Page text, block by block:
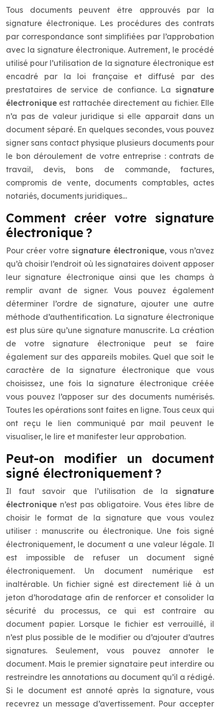
Tous documents peuvent être approuvés par la
signature électronique. Les procédures des contrats
par correspondance sont simplifiées par l’approbation
avec la signature électronique. Autrement, le procédé
utilisé pour l’utilisation de la signature électronique est
encadré par la loi française et diffusé par des
prestataires de service de confiance. La signature
électronique est rattachée directement au fichier. Elle
n’a pas de valeur juridique si elle apparait dans un
document séparé. En quelques secondes, vous pouvez
signer sans contact physique plusieurs documents pour
le bon déroulement de votre entreprise : contrats de
travail, devis, bons de commande, factures,
compromis de vente, documents comptables, actes
notariés, documents juridiques…
Comment créer votre signature
électronique ?
Pour créer votre signature électronique, vous n’avez
qu’à choisir l’endroit où les signataires doivent apposer
leur signature électronique ainsi que les champs à
remplir avant de signer. Vous pouvez également
déterminer l’ordre de signature, ajouter une autre
méthode d’authentification. La signature électronique
est plus sûre qu’une signature manuscrite. La création
de votre signature électronique peut se faire
également sur des appareils mobiles. Quel que soit le
caractère de la signature électronique que vous
choisissez, une fois la signature électronique créée
vous pouvez l’apposer sur des documents numérisés.
Toutes les opérations sont faites en ligne. Tous ceux qui
ont reçu le lien communiqué par mail peuvent le
visualiser, le lire et manifester leur approbation.
Peut-on modifier un document
signé électroniquement ?
Il faut savoir que l’utilisation de la signature
électronique n’est pas obligatoire. Vous êtes libre de
choisir le format de la signature que vous voulez
utiliser : manuscrite ou électronique. Une fois signé
électroniquement, le document a une valeur légale. Il
est impossible de refuser un document signé
électroniquement. Un document numérique est
inaltérable. Un fichier signé est directement lié à un
jeton d’horodatage afin de renforcer et consolider la
sécurité du processus, ce qui est contraire au
document papier. Lorsque le fichier est verrouillé, il
n’est plus possible de le modifier ou d’ajouter d’autres
signatures. Seulement, vous pouvez annoter le
document. Mais le premier signataire peut interdire ou
restreindre les annotations au document qu’il a rédigé.
Si le document est annoté après la signature, vous
recevrez un message d’avertissement. Pour accepter